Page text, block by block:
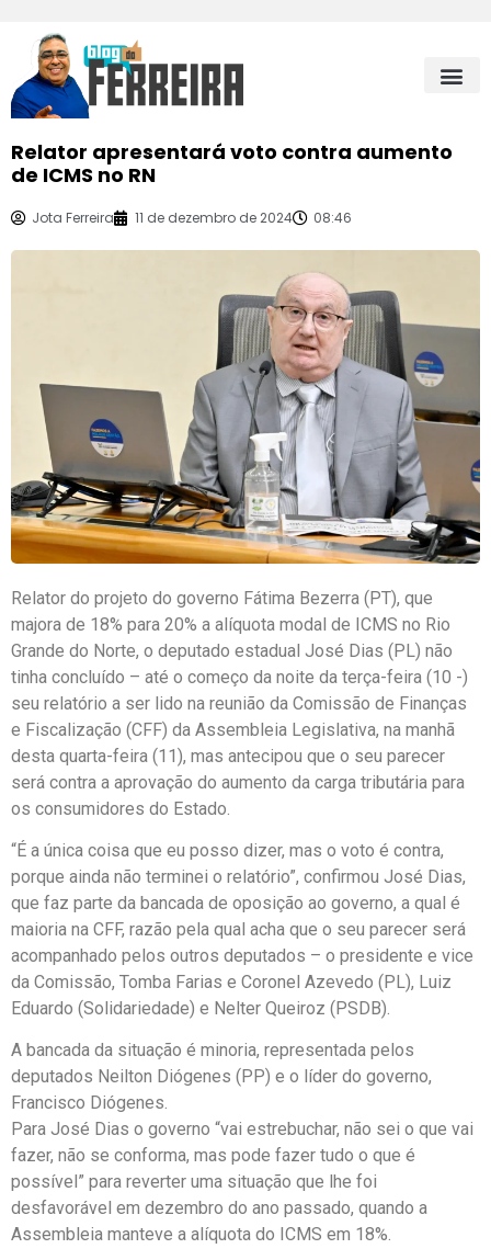
Relator apresentará voto contra aumento
de ICMS no RN
Jota Ferreira 11 de dezembro de 2024 08:46
Relator do projeto do governo Fátima Bezerra (PT), que
majora de 18% para 20% a alíquota modal de ICMS no Rio
Grande do Norte, o deputado estadual José Dias (PL) não
tinha concluído – até o começo da noite da terça-feira (10 -)
seu relatório a ser lido na reunião da Comissão de Finanças
e Fiscalização (CFF) da Assembleia Legislativa, na manhã
desta quarta-feira (11), mas antecipou que o seu parecer
será contra a aprovação do aumento da carga tributária para
os consumidores do Estado.
“É a única coisa que eu posso dizer, mas o voto é contra,
porque ainda não terminei o relatório”, confirmou José Dias,
que faz parte da bancada de oposição ao governo, a qual é
maioria na CFF, razão pela qual acha que o seu parecer será
acompanhado pelos outros deputados – o presidente e vice
da Comissão, Tomba Farias e Coronel Azevedo (PL), Luiz
Eduardo (Solidariedade) e Nelter Queiroz (PSDB).
A bancada da situação é minoria, representada pelos
deputados Neilton Diógenes (PP) e o líder do governo,
Francisco Diógenes.
Para José Dias o governo “vai estrebuchar, não sei o que vai
fazer, não se conforma, mas pode fazer tudo o que é
possível” para reverter uma situação que lhe foi
desfavorável em dezembro do ano passado, quando a
Assembleia manteve a alíquota do ICMS em 18%.